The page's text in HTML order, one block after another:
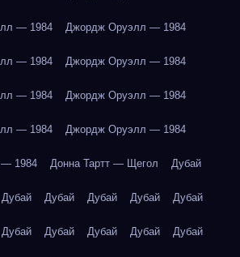
— 1984 Джордж Оруэлл — 1984
— 1984 Джордж Оруэлл — 1984
— 1984 Джордж Оруэлл — 1984
— 1984 Джордж Оруэлл — 1984
1984 Донна Тартт — Щегол Дубай
Дубай Дубай Дубай Дубай Дубай
Дубай Дубай Дубай Дубай Дубай